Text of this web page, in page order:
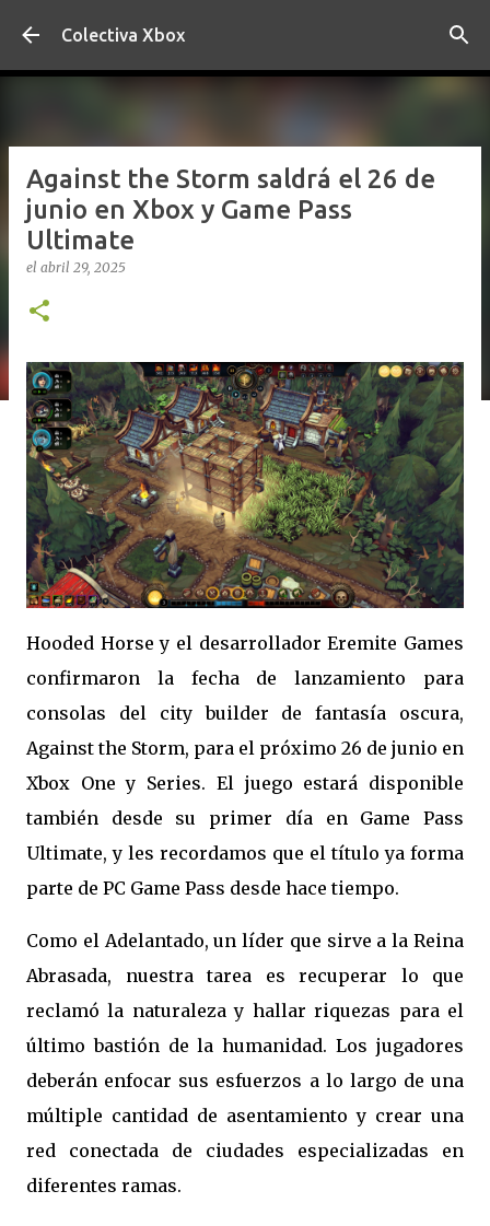
Ir al contenido principal
Colectiva Xbox
Against the Storm saldrá el 26 de
junio en Xbox y Game Pass
Ultimate
el abril 29, 2025
Hooded Horse y el desarrollador Eremite Games
confirmaron la fecha de lanzamiento para
consolas del city builder de fantasía oscura,
Against the Storm, para el próximo 26 de junio en
Xbox One y Series. El juego estará disponible
también desde su primer día en Game Pass
Ultimate, y les recordamos que el título ya forma
parte de PC Game Pass desde hace tiempo.
Como el Adelantado, un líder que sirve a la Reina
Abrasada, nuestra tarea es recuperar lo que
reclamó la naturaleza y hallar riquezas para el
último bastión de la humanidad. Los jugadores
deberán enfocar sus esfuerzos a lo largo de una
múltiple cantidad de asentamiento y crear una
red conectada de ciudades especializadas en
diferentes ramas.